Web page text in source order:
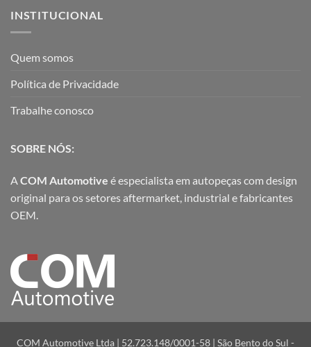
INSTITUCIONAL
Quem somos
Política de Privacidade
Trabalhe conosco
SOBRE NÓS:
A COM Automotive é especialista em autopeças com design
original para os setores aftermarket, industrial e fabricantes
OEM.
COM Automotive Ltda | 52.723.148/0001-58 | São Bento do Sul -